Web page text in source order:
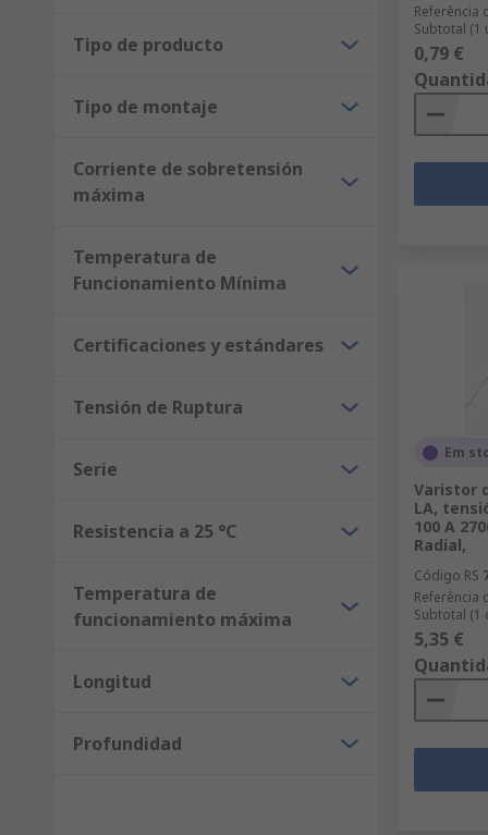
Tipo de producto
Tipo de montaje
Corriente de sobretensión
máxima
Temperatura de
Funcionamiento Mínima
Certificaciones y estándares
Tensión de Ruptura
Serie
Resistencia a 25 °C
Temperatura de
funcionamiento máxima
Longitud
Profundidad
Referência
Subtotal (1
0,79 €
Em
Varistor
LA,
100 A
Radial,
Código RS
Referência
Subtotal (1
5,35 €